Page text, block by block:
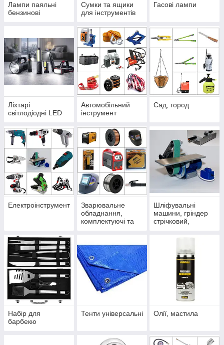
Лампи паяльні
бензинові
Сумки та ящики
для інструментів
Гасові лампи
Ліхтарі
світлодіодні LED
Автомобільний
інструмент
Сад, город
Електроінструмент
Зварювальне
обладнання,
комплектуючі та
Шліфувальні
машини, гріндер
стрічковий,
верстат
Набір для
барбекю
Тенти універсальні Олії, мастила